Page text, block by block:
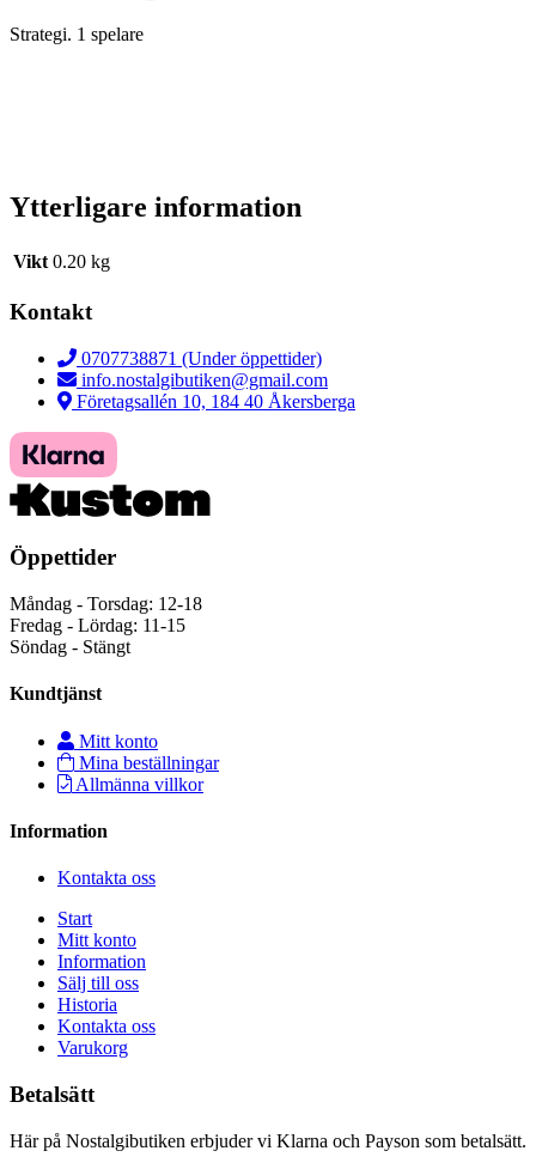
Strategi. 1 spelare
Ytterligare information
Vikt 0.20 kg
Kontakt
0707738871 (Under öppettider)
info.nostalgibutiken@gmail.com
Företagsallén 10, 184 40 Åkersberga
Öppettider
Måndag - Torsdag: 12-18
Fredag - Lördag: 11-15
Söndag - Stängt
Kundtjänst
Mitt konto
Mina beställningar
Allmänna villkor
Information
Kontakta oss
Start
Mitt konto
Information
Sälj till oss
Historia
Kontakta oss
Varukorg
Betalsätt
Här på Nostalgibutiken erbjuder vi Klarna och Payson som betalsätt.